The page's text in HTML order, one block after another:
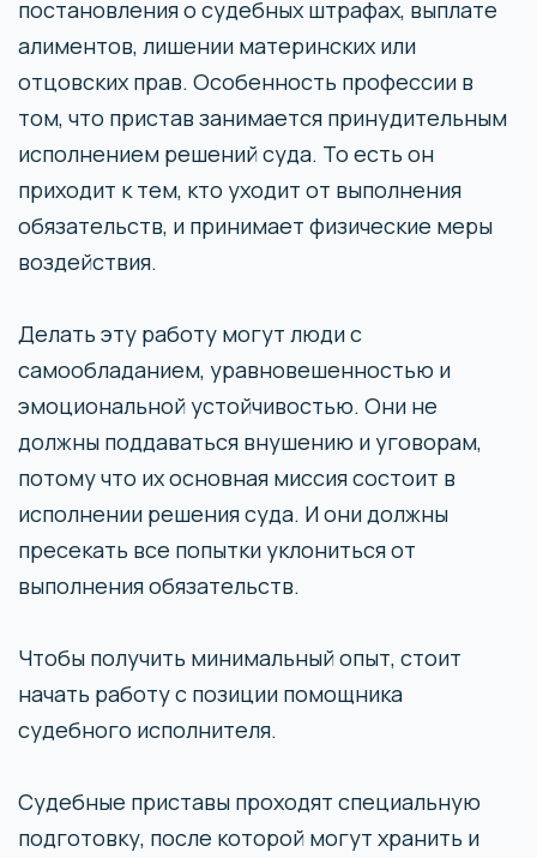
постановления о судебных штрафах, выплате
алиментов, лишении материнских или
отцовских прав. Особенность профессии в
том, что пристав занимается принудительным
исполнением решений суда. То есть он
приходит к тем, кто уходит от выполнения
обязательств, и принимает физические меры
воздействия.
Делать эту работу могут люди с
самообладанием, уравновешенностью и
эмоциональной устойчивостью. Они не
должны поддаваться внушению и уговорам,
потому что их основная миссия состоит в
исполнении решения суда. И они должны
пресекать все попытки уклониться от
выполнения обязательств.
Чтобы получить минимальный опыт, стоит
начать работу с позиции помощника
судебного исполнителя.
Судебные приставы проходят специальную
подготовку, после которой могут хранить и